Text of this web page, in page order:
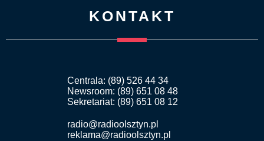
KONTAKT
Centrala: (89) 526 44 34
Newsroom: (89) 651 08 48
Sekretariat: (89) 651 08 12
radio@radioolsztyn.pl
reklama@radioolsztyn.pl